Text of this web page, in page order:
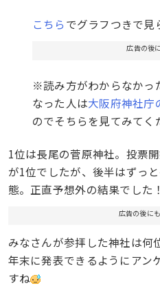
こちら でグラフつきで見
広告の後
※読み方がわからなかっ
なった人は大阪府神社庁
のでそちらを見てみてく
1位は長尾の菅原神社。投票
が1位でしたが、後半はずっ
態。正直予想外の結果でした！
広告の後に
みなさんが参拝した神社は何
年末に発表できるようにアン
すね